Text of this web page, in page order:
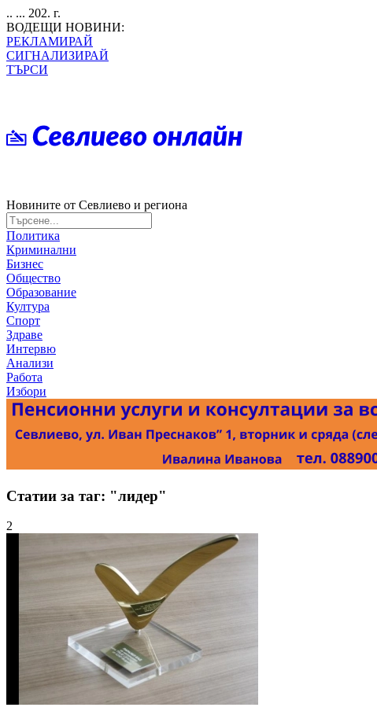
.. ... 202. г.
ВОДЕЩИ НОВИНИ:
РЕКЛАМИРАЙ
СИГНАЛИЗИРАЙ
ТЪРСИ
Новините от Севлиево и региона
Политика
Криминални
Бизнес
Общество
Образование
Култура
Спорт
Здраве
Интервю
Анализи
Работа
Избори
Статии за таг: "лидер"
2